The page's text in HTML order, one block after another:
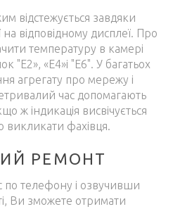
відстежується завдяки
на відповідному дисплеї. Про
температуру в камері
"Е2», «Е4»і "Е6". У багатьох
агрегату про мережу і
час допомагають
ж індикація висвічується
викликати фахівця.
РЕМОНТ
по телефону і озвучивши
Ви зможете отримати